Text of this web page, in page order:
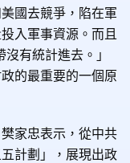
國去競爭，陷在軍
入軍事資源。而且
沒有統計進去 。」
的最重要的一個原
家忠表示，從中共
計劃」，展現出政